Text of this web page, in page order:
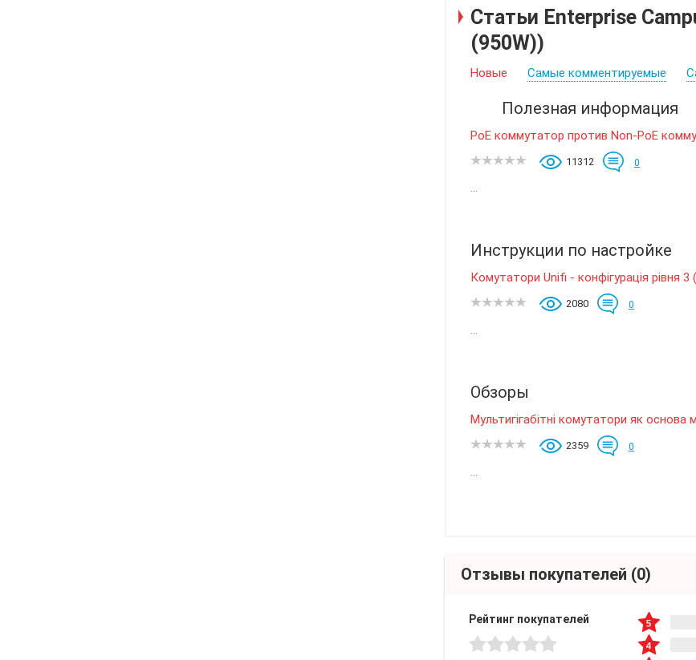
Статьи Enterprise
(950W))
Новые Самые комментируемые
Полезная информация
PoE коммутатор против Non-PoE
11312 0
Инструкции по настройке
Комутатори Unifi - конфігурація рівня
2080 0
Обзоры
Мультигігабітні комутатори як основа
2359 0
Отзывы покупателей (0)
Рейтинг покупателей